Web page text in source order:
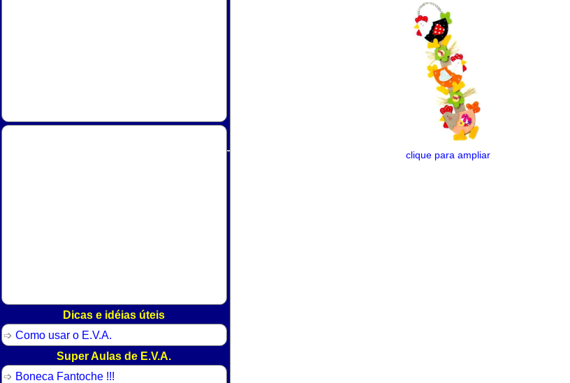
clique para ampliar
Dicas e idéias úteis
Como usar o E.V.A.
Super Aulas de E.V.A.
Boneca Fantoche !!!